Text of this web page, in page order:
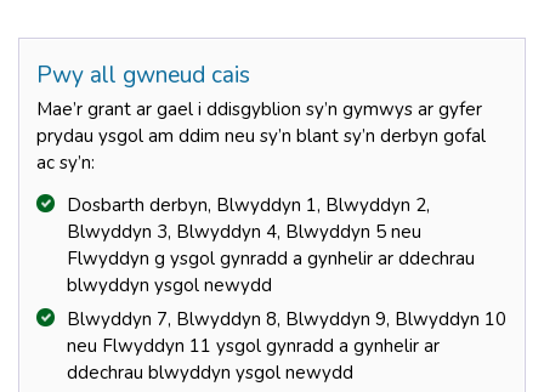
Pwy all gwneud cais
Mae’r grant ar gael i ddisgyblion sy’n gymwys ar gyfer
prydau ysgol am ddim neu sy’n blant sy’n derbyn gofal
ac sy’n:
Dosbarth derbyn, Blwyddyn 1, Blwyddyn 2,
Blwyddyn 3, Blwyddyn 4, Blwyddyn 5 neu
Flwyddyn g ysgol gynradd a gynhelir ar ddechrau
blwyddyn ysgol newydd
Blwyddyn 7, Blwyddyn 8, Blwyddyn 9, Blwyddyn 10
neu Flwyddyn 11 ysgol gynradd a gynhelir ar
ddechrau blwyddyn ysgol newydd